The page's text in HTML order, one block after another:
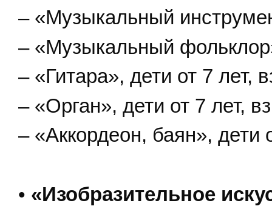
– «Музыкальный
– «Музыкальный
– «Гитара», дети от 7 лет,
– «Орган», дети от 7 лет,
– «Аккордеон, баян», дети
• «Изобразительное